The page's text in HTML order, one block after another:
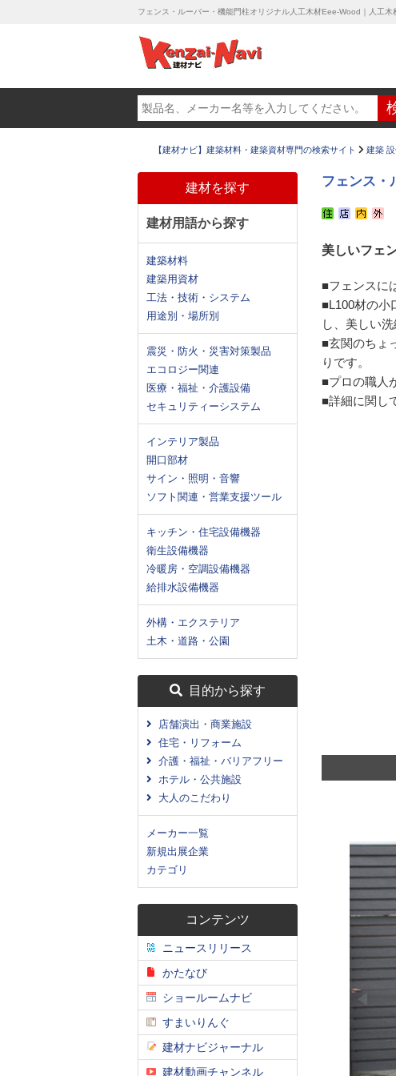
フェンス・ルーバー・機能門柱オリジナル人工木材Eee-Wood｜人工木
【建材ナビ】建築材料・建築資材専門の検索サイト 建築
建材を探す
建材用語から探す
建築材料
建築用資材
工法・技術・システム
用途別・場所別
震災・防火・災害対策製品
エコロジー関連
医療・福祉・介護設備
セキュリティーシステム
インテリア製品
開口部材
サイン・照明・音響
ソフト関連・営業支援ツール
キッチン・住宅設備機器
衛生設備機器
冷暖房・空調設備機器
給排水設備機器
外構・エクステリア
土木・道路・公園
目的から探す
店舗演出・商業施設
住宅・リフォーム
介護・福祉・バリアフリー
ホテル・公共施設
大人のこだわり
メーカー一覧
新規出展企業
カテゴリ
コンテンツ
ニュースリリース
かたなび
ショールームナビ
すまいりんぐ
建材ナビジャーナル
建材動画チャンネル
フェンス・
美しいフェ
■フェンスに
■L100材の小
し、美しい
■玄関のちょ
りです。
■プロの職人
■詳細に関し